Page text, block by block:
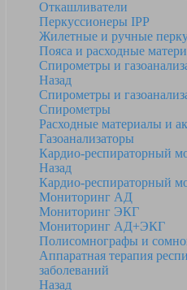
Откашливатели
Перкуссионеры IPP
Жилетные и ручные
Пояса и расходные
Спирометры и
Назад
Спирометры и
Спирометры
Расходные материалы и
Газоанализаторы
Кардио-респираторный
Назад
Кардио-респираторный
Мониторинг АД
Мониторинг ЭКГ
Мониторинг АД+ЭКГ
Полисомнографы и
Аппаратная терапия
заболеваний
Назад